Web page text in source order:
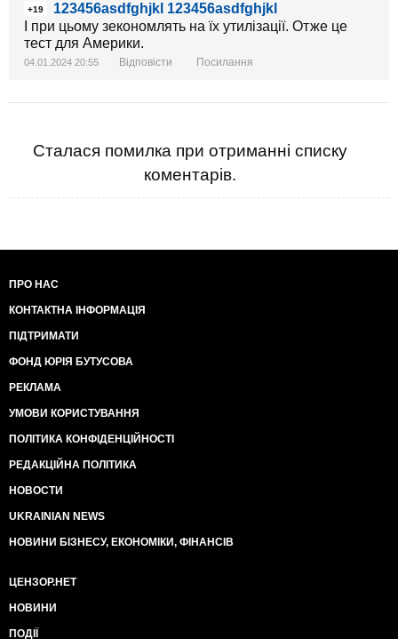
+19
123456asdfghjkl 123456asdfghjkl
І при цьому зекономлять на їх утилізації. Отже це
тест для Америки.
04.01.2024 20:55 Відповісти Посилання
Сталася помилка при отриманні списку
коментарів.
ПРО НАС
КОНТАКТНА ІНФОРМАЦІЯ
ПІДТРИМАТИ
ФОНД ЮРІЯ БУТУСОВА
РЕКЛАМА
УМОВИ КОРИСТУВАННЯ
ПОЛІТИКА КОНФІДЕНЦІЙНОСТІ
РЕДАКЦІЙНА ПОЛІТИКА
НОВОСТИ
UKRAINIAN NEWS
НОВИНИ БІЗНЕСУ, ЕКОНОМІКИ, ФІНАНСІВ
ЦЕНЗОР.НЕТ
НОВИНИ
ПОДІЇ